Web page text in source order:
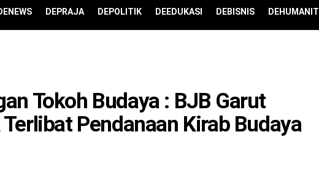
DEPRAJA DEPOLITIK DEEDUKASI DEBISNIS DEHUMANITI
Tokoh Budaya : BJB Garut
Pendanaan Kirab Budaya